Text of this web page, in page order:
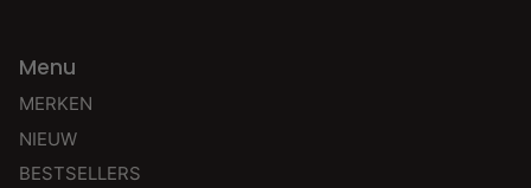
Menu
MERKEN
NIEUW
BESTSELLERS